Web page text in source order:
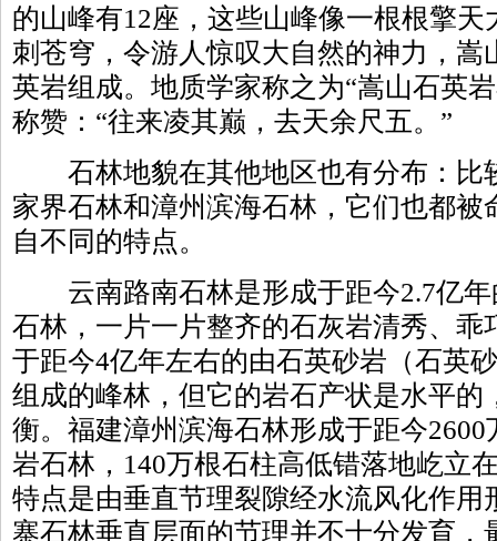
的山峰有12座，这些山峰像一根根擎
刺苍穹，令游人惊叹大自然的神力，嵩
英岩组成。地质学家称之为“嵩山石英
称赞：“往来凌其巅，去天余尺五。”
石林地貌在其他地区也有分布：比
家界石林和漳州滨海石林，它们也都被
自不同的特点。
云南路南石林是形成于距今2.7亿年
石林，一片一片整齐的石灰岩清秀、乖
于距今4亿年左右的由石英砂岩（石英
组成的峰林，但它的岩石产状是水平的
衡。福建漳州滨海石林形成于距今
岩石林，140万根石柱高低错落地屹立
特点是由垂直节理裂隙经水流风化作用
寨石林垂直层面的节理并不十分发育，